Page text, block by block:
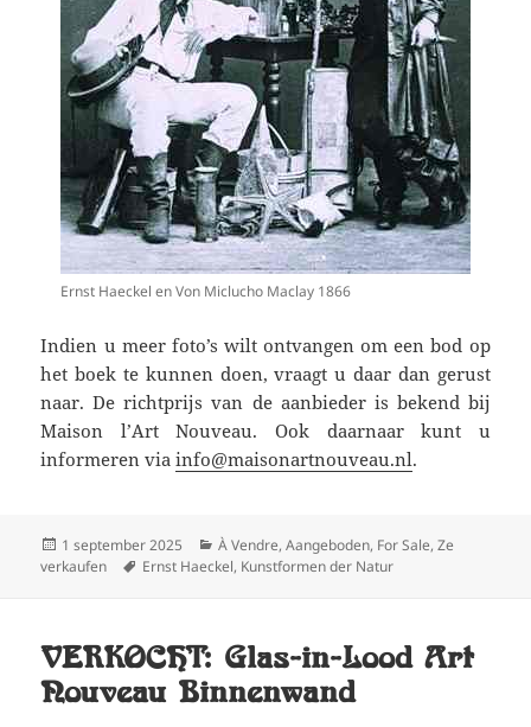
Ernst Haeckel en Von Miclucho Maclay 1866
Indien u meer foto’s wilt ontvangen om een bod op
het boek te kunnen doen, vraagt u daar dan gerust
naar. De richtprijs van de aanbieder is bekend bij
Maison l’Art Nouveau. Ook daarnaar kunt u
informeren viainfo@maisonartnouveau.nl.
Geplaatst
op
1 september 2025 Categorieën
À Vendre,Aangeboden, For Sale,Ze
verkaufen
Tags
Ernst Haeckel, Kunstformen der Natur
VERKOCHT: Glas-in-Lood Art
Nouveau Binnenwand